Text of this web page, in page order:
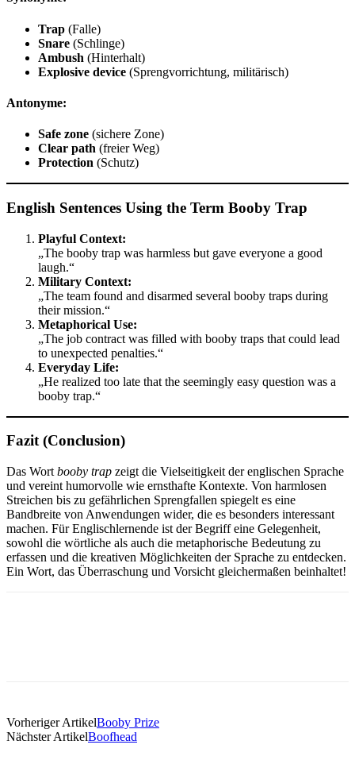
Trap (Falle)
Snare (Schlinge)
Ambush (Hinterhalt)
Explosive device (Sprengvorrichtung, militärisch)
Antonyme:
Safe zone (sichere Zone)
Clear path (freier Weg)
Protection (Schutz)
English Sentences Using the Term Booby Trap
Playful Context:
„The booby trap was harmless but gave everyone a good
laugh.“
Military Context:
„The team found and disarmed several booby traps during
their mission.“
Metaphorical Use:
„The job contract was filled with booby traps that could lead
to unexpected penalties.“
Everyday Life:
„He realized too late that the seemingly easy question was a
booby trap.“
Fazit (Conclusion)
Das Wort booby trap zeigt die Vielseitigkeit der englischen Sprache
und vereint humorvolle wie ernsthafte Kontexte. Von harmlosen
Streichen bis zu gefährlichen Sprengfallen spiegelt es eine
Bandbreite von Anwendungen wider, die es besonders interessant
machen. Für Englischlernende ist der Begriff eine Gelegenheit,
sowohl die wörtliche als auch die metaphorische Bedeutung zu
erfassen und die kreativen Möglichkeiten der Sprache zu entdecken.
Ein Wort, das Überraschung und Vorsicht gleichermaßen beinhaltet!
Vorheriger ArtikelBooby Prize
Nächster ArtikelBoofhead